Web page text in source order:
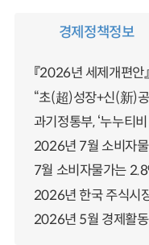
경제정책정보
『2026년 세제개편안
“초(超)성장+신(新)
과기정통부, ‘누누티
2026년 7월 소비자
7월 소비자물가는
2026년 한국 주식시
2026년 5월 경제활